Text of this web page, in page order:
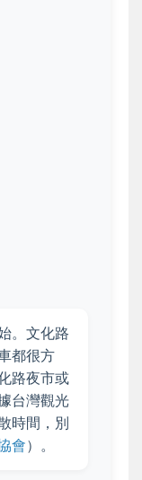
。文化路
都很方
路夜市或
台灣觀光
時間，別
會）。